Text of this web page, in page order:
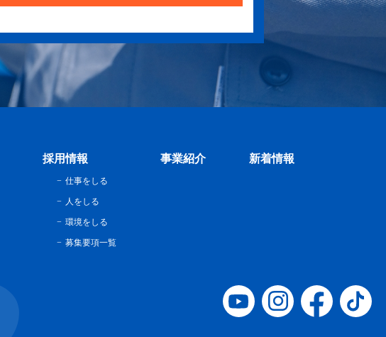
採用情報
仕事をしる
人をしる
環境をしる
募集要項一覧
事業紹介 新着情報